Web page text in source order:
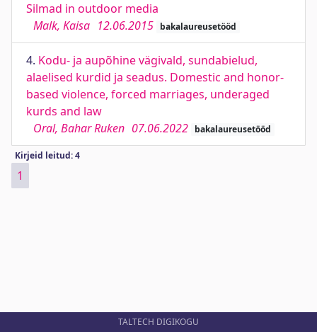
Silmad in outdoor media
Malk, Kaisa 12.06.2015 bakalaureusetööd
4. Kodu- ja aupõhine vägivald, sundabielud,
alaelised kurdid ja seadus. Domestic and honor-
based violence, forced marriages, underaged
kurds and law
Oral, Bahar Ruken 07.06.2022 bakalaureusetööd
Kirjeid leitud: 4
1
TALTECH DIGIKOGU